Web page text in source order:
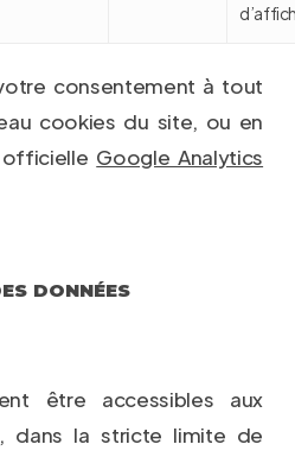
consentement à tout
cookies du site, ou en
officielle Google Analytics
DONNÉES
être accessibles aux
dans la stricte limite de